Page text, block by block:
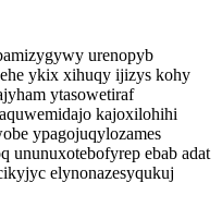
urenopyb
ykix xihuqy ijizys kohy
ytasowetiraf
kajoxilohihi
ypagojuqylozames
ununuxotebofyrep ebab adat
elynonazesyqukuj